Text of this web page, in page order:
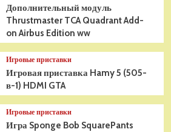
Дополнительный модуль
Thrustmaster TCA Quadrant Add-
on Airbus Edition ww
Игровые приставки
Игровая приставка Hamy 5 (505-
в-1) HDMI GTA
Игровые приставки
Игра Sponge Bob SquarePants